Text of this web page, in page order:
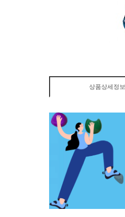
상품상세정보